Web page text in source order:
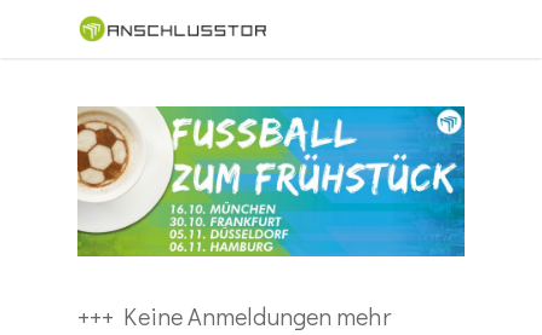
content
+++ Keine Anmeldungen mehr